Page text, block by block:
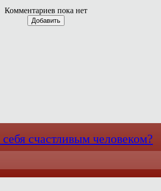
Комментариев пока нет
Добавить
счастливым человеком?